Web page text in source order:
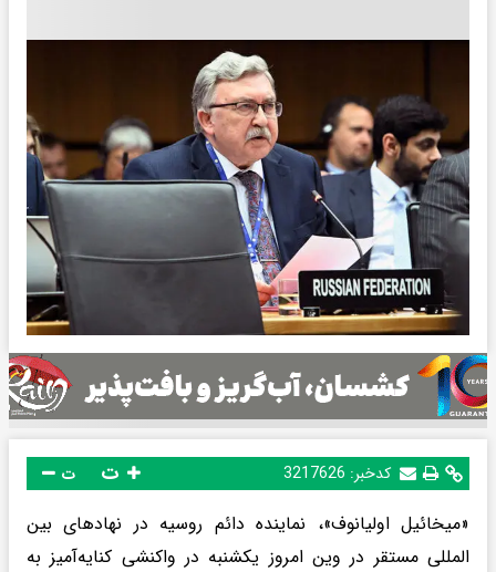
کدخبر: 3217626 ت
«میخائیل اولیانوف»، نماینده دائم روسیه در نهادهای بین‌
المللی مستقر در وین امروز یکشنبه در واکنشی کنایه‌آمیز به